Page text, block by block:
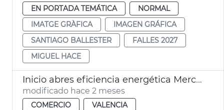
EN PORTADA TEMÁTICA
NORMAL
IMATGE GRÀFICA
IMAGEN GRÁFICA
SANTIAGO BALLESTER
FALLES 2027
MIGUEL HACE
Inicio abres eficiencia energética Mercado Rojas Clemente
modificado hace 2 meses
COMERCIO
VALENCIA